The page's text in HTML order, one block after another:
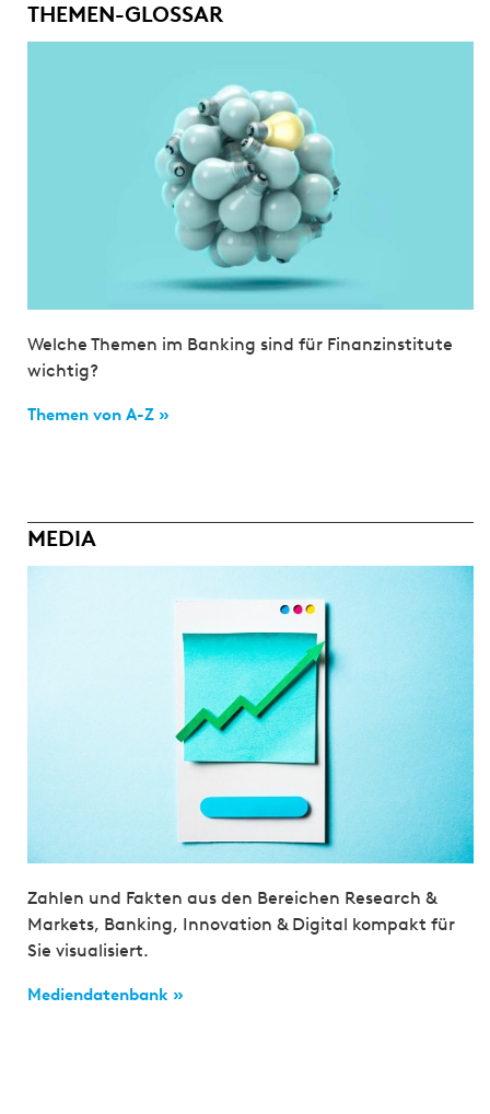
THEMEN-GLOSSAR
Welche Themen im Banking sind für Finanzinstitute
wichtig?
Themen von A-Z »
MEDIA
Zahlen und Fakten aus den Bereichen Research &
Markets, Banking, Innovation & Digital kompakt für
Sie visualisiert.
Mediendatenbank »